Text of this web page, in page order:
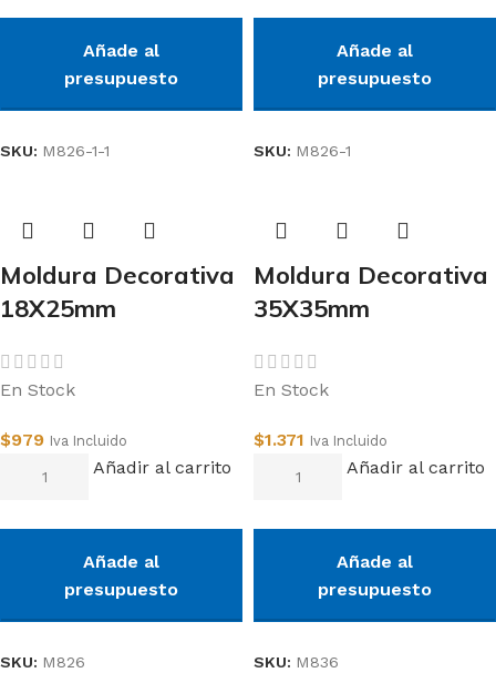
Añade al
presupuesto
SKU: M826-1-1
Añade al
presupuesto
SKU: M826-1
Moldura Decorativa
18X25mm
En Stock
$979 Iva Incluido
Añadir al carrito
Añade al
presupuesto
SKU: M826
Moldura Decorativa
35X35mm
En Stock
$1.371 Iva Incluido
Añadir al carrito
Añade al
presupuesto
SKU: M836